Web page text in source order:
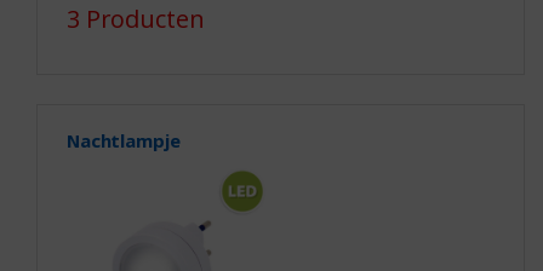
3 Producten
Nachtlampje